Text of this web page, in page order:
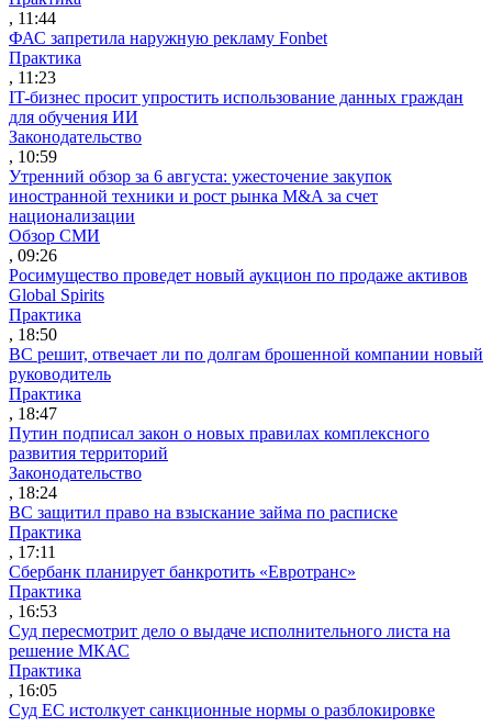
, 11:44
ФАС запретила наружную рекламу Fonbet
Практика
, 11:23
IT-бизнес просит упростить использование данных граждан
для обучения ИИ
Законодательство
, 10:59
Утренний обзор за 6 августа: ужесточение закупок
иностранной техники и рост рынка M&A за счет
национализации
Обзор СМИ
, 09:26
Росимущество проведет новый аукцион по продаже активов
Global Spirits
Практика
, 18:50
ВС решит, отвечает ли по долгам брошенной компании новый
руководитель
Практика
, 18:47
Путин подписал закон о новых правилах комплексного
развития территорий
Законодательство
, 18:24
ВС защитил право на взыскание займа по расписке
Практика
, 17:11
Сбербанк планирует банкротить «Евротранс»
Практика
, 16:53
Суд пересмотрит дело о выдаче исполнительного листа на
решение МКАС
Практика
, 16:05
Суд ЕС истолкует санкционные нормы о разблокировке